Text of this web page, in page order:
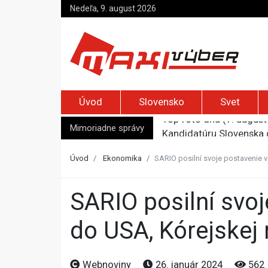
Nedeľa, 9. august 2026
Úvod Slovensko Svet
Mimoriadne správy
Kandidatúru Slovenska
Pápež Lev XIV. sa vo
Úvod Ekonomika SARIO posilní svoje postavenie
SARIO posilní svoje postavenie v zahraničí. Vysiela expertov
do USA,
Webnoviny 26. január 2024 562